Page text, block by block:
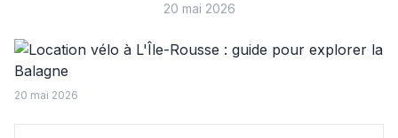
20 mai 2026
20 mai 2026